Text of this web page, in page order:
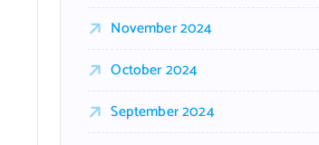
November 2024
October 2024
September 2024